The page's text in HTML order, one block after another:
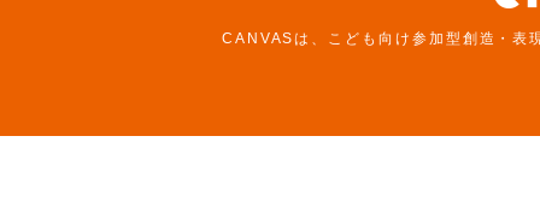
CANVASは、こども向け参加型創造・表